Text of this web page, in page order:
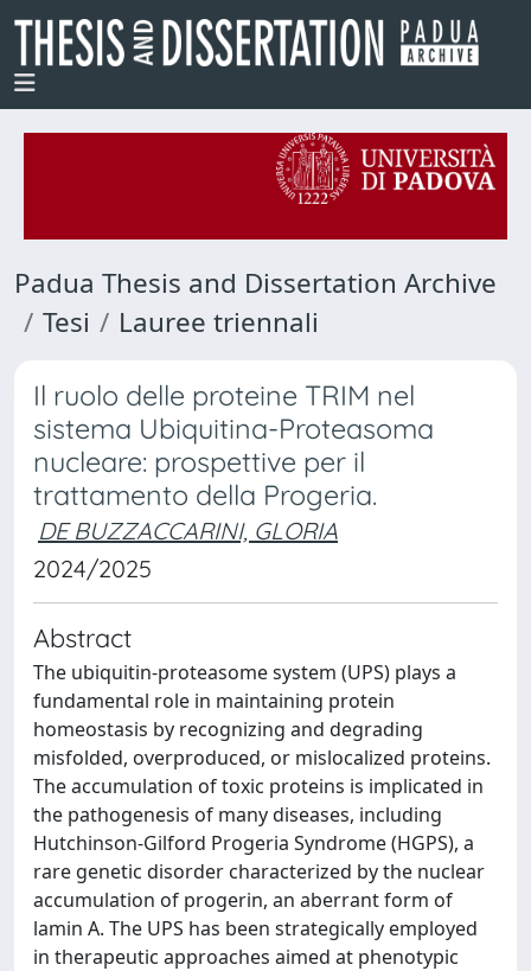
Padua Thesis and Dissertation Archive
Tesi
Lauree triennali
Il ruolo delle proteine TRIM nel
sistema Ubiquitina-Proteasoma
nucleare: prospettive per il
trattamento della Progeria.
DE BUZZACCARINI, GLORIA
2024/2025
Abstract
The ubiquitin-proteasome system (UPS) plays a
fundamental role in maintaining protein
homeostasis by recognizing and degrading
misfolded, overproduced, or mislocalized proteins.
The accumulation of toxic proteins is implicated in
the pathogenesis of many diseases, including
Hutchinson-Gilford Progeria Syndrome (HGPS), a
rare genetic disorder characterized by the nuclear
accumulation of progerin, an aberrant form of
lamin A. The UPS has been strategically employed
in therapeutic approaches aimed at phenotypic